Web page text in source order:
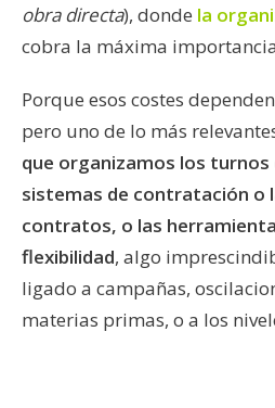
obra directa), donde la
cobra la máxima
Porque esos costes
pero uno de lo más
que organizamos los
sistemas de contratación o
contratos, o las
flexibilidad, algo
ligado a campañas,
materias primas, o a los